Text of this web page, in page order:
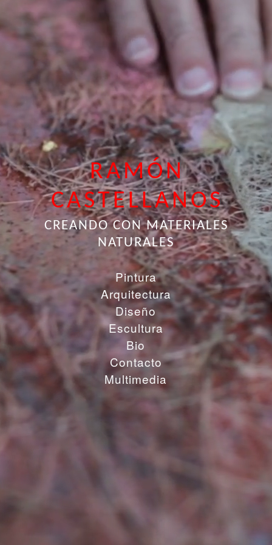
RAMÓN
CASTELLANOS
CREANDO CON MATERIALES
NATURALES
Pintura
Arquitectura
Diseño
Escultura
Bio
Contacto
Multimedia